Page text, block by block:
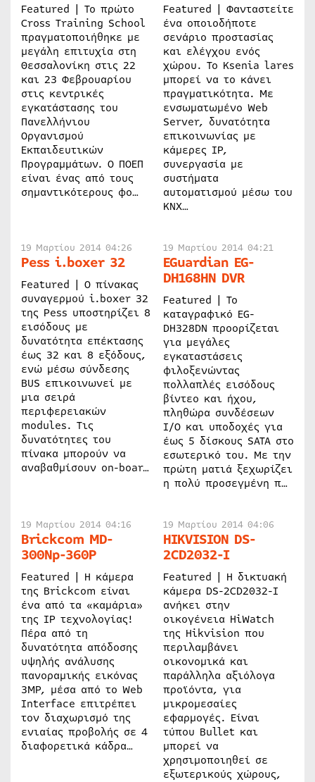
Featured | Το πρώτο
Cross Training School
πραγματοποιήθηκε με
μεγάλη επιτυχία στη
Θεσσαλονίκη στις 22
και 23 Φεβρουαρίου
στις κεντρικές
εγκατάστασης του
Πανελλήνιου
Οργανισμού
Εκπαιδευτικών
Προγραμμάτων. Ο ΠΟΕΠ
είναι ένας από τους
σημαντικότερους φο…
Featured | Φανταστείτε
ένα οποιοδήποτε
σενάριο προστασίας
και ελέγχου ενός
χώρου. Το Ksenia lares
μπορεί να το κάνει
πραγματικότητα. Με
ενσωματωμένο Web
Server, δυνατότητα
επικοινωνίας με
κάμερες IP,
συνεργασία με
συστήματα
αυτοματισμού μέσω του
KNX…
19 Μαρτίου 2014 04:26
Pess i.boxer 32
Featured | Ο πίνακας
συναγερμού i.boxer 32
της Pess υποστηρίζει 8
εισόδους με
δυνατότητα επέκτασης
έως 32 και 8 εξόδους,
ενώ μέσω σύνδεσης
BUS επικοινωνεί με
μια σειρά
περιφερειακών
modules. Τις
δυνατότητες του
πίνακα μπορούν να
αναβαθμίσουν on-boar…
19 Μαρτίου 2014 04:21
EGuardian EG-
DH168HN DVR
Featured | Το
καταγραφικό EG-
DH328DN προορίζεται
για μεγάλες
εγκαταστάσεις
φιλοξενώντας
πολλαπλές εισόδους
βίντεο και ήχου,
πληθώρα συνδέσεων
I/O και υποδοχές για
έως 5 δίσκους SATA στο
εσωτερικό του. Με την
πρώτη ματιά ξεχωρίζει
η πολύ προσεγμένη π…
19 Μαρτίου 2014 04:16
Brickcom MD-
300Np-360P
Featured | Η κάμερα
της Brickcom είναι
ένα από τα «καμάρια»
της IP τεχνολογίας!
Πέρα από τη
δυνατότητα απόδοσης
υψηλής ανάλυσης
πανοραμικής εικόνας
3MP, μέσα από το Web
Interface επιτρέπει
τον διαχωρισμό της
ενιαίας προβολής σε 4
διαφορετικά κάδρα…
19 Μαρτίου 2014 04:06
HIKVISION DS-
2CD2032-I
Featured | Η δικτυακή
κάμερα DS-2CD2032-I
ανήκει στην
οικογένεια HiWatch
της Hikvision που
περιλαμβάνει
οικονομικά και
παράλληλα αξιόλογα
προϊόντα, για
μικρομεσαίες
εφαρμογές. Είναι
τύπου Bullet και
μπορεί να
χρησιμοποιηθεί σε
εξωτερικούς χώρους,